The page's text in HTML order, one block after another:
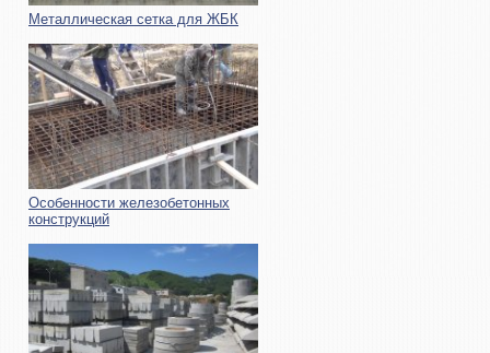
Металлическая сетка для ЖБК
Особенности железобетонных
конструкций